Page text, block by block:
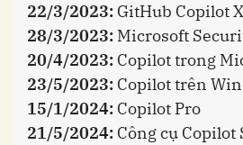
22/3/2023: GitHub Copilot X
28/3/2023: Microsoft
20/4/2023: Copilot trong
23/5/2023: Copilot trên
15/1/2024: Copilot Pro
21/5/2024: Công cụ Copilot